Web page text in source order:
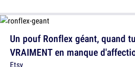
Un pouf Ronflex géant, quand
VRAIMENT en manque
Etsy